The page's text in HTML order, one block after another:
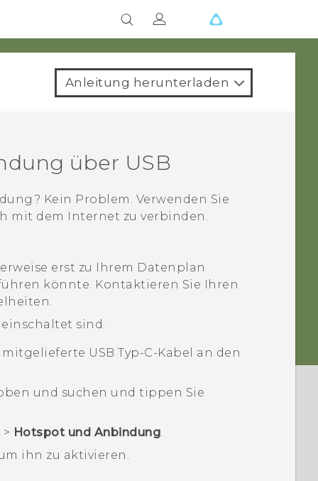
Anleitung herunterladen
über USB
Kein Problem. Verwenden Sie
mit dem Internet zu verbinden.
erst zu Ihrem Datenplan
könnte. Kontaktieren Sie Ihren
sind.
USB Typ-C-Kabel an den
und suchen und tippen Sie
> Hotspot und Anbindung.
ihn zu aktivieren.